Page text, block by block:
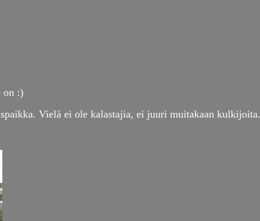
on :)
Vielä ei ole kalastajia, ei juuri muitakaan kulkijoita.